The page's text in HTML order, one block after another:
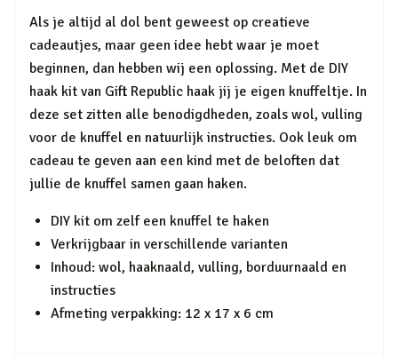
Als je altijd al dol bent geweest op creatieve
cadeautjes, maar geen idee hebt waar je moet
beginnen, dan hebben wij een oplossing. Met de DIY
haak kit van Gift Republic haak jij je eigen knuffeltje. In
deze set zitten alle benodigdheden, zoals wol, vulling
voor de knuffel en natuurlijk instructies. Ook leuk om
cadeau te geven aan een kind met de beloften dat
jullie de knuffel samen gaan haken.
DIY kit om zelf een knuffel te haken
Verkrijgbaar in verschillende varianten
Inhoud: wol, haaknaald, vulling, borduurnaald en
instructies
Afmeting verpakking: 12 x 17 x 6 cm